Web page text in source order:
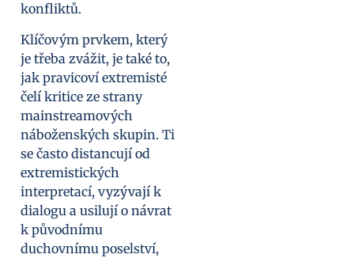
konfliktů.
Klíčovým prvkem, který
je třeba zvážit, je také to,
jak pravicoví extremisté
čelí kritice ze strany
mainstreamových
náboženských skupin. Ti
se často distancují od
extremistických
interpretací, vyzývají k
dialogu a usilují o návrat
k původnímu
duchovnímu poselství,